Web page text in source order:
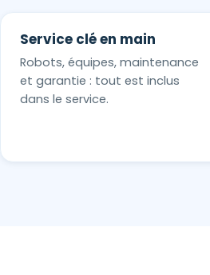
Service clé en main
Robots, équipes, maintenance
et garantie : tout est inclus
dans le service.